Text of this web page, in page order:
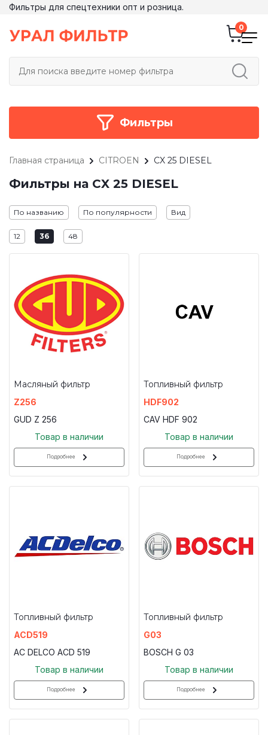
Фильтры для спецтехники опт и розница.
Фильтры
Главная страница CITROEN CX 25 DIESEL
Фильтры на CX 25 DIESEL
По названию По популярности Вид
12 36 48
Масляный фильтр
Z256
GUD Z 256
Товар в наличии
Подробнее
Топливный фильтр
HDF902
CAV HDF 902
Товар в наличии
Подробнее
Топливный фильтр
ACD519
AC DELCO ACD 519
Товар в наличии
Подробнее
Топливный фильтр
G03
BOSCH G 03
Товар в наличии
Подробнее